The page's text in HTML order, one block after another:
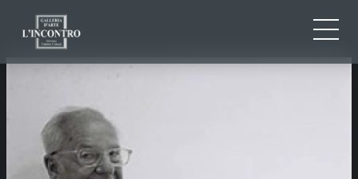
NEWS ED EVENTS
ARTISTES ET ŒUVRES
EXPOSITIONS